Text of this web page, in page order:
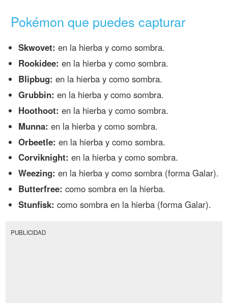
Pokémon que puedes capturar
Skwovet: en la hierba y como sombra.
Rookidee: en la hierba y como sombra.
Blipbug: en la hierba y como sombra.
Grubbin: en la hierba y como sombra.
Hoothoot: en la hierba y como sombra.
Munna: en la hierba y como sombra.
Orbeetle: en la hierba y como sombra.
Corviknight: en la hierba y como sombra.
Weezing: en la hierba y como sombra (forma Galar).
Butterfree: como sombra en la hierba.
Stunfisk: como sombra en la hierba (forma Galar).
PUBLICIDAD